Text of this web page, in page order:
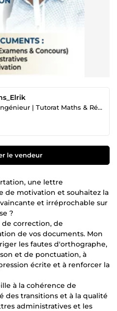
Étudiant en cycle ingénieur | Tutorat Maths & Rédaction de textes
le vendeur
une lettre
de motivation et souhaitez la
et irréprochable sur
?
de correction, de
de vos documents. Mon
les fautes d'orthographe,
et de ponctuation, à
écrite et à renforcer la
à la cohérence de
des transitions et à la qualité
administratives et les